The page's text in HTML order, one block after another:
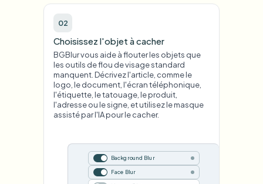
02
Choisissez l'objet à cacher
BGBlur vous aide à flouter les objets que
les outils de flou de visage standard
manquent. Décrivez l'article, comme le
logo, le document, l'écran téléphonique,
l'étiquette, le tatouage, le produit,
l'adresse ou le signe, et utilisez le masque
assisté par l'IA pour le cacher.
Background Blur
Face Blur